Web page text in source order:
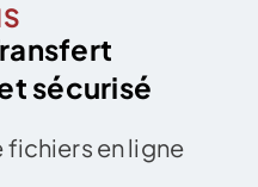
sécurisé
fichiers en ligne